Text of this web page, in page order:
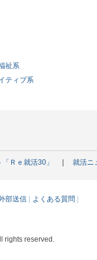
祉系
ティブ系
Ｒｅ就活30」 就活ニ
部送信 よくある質問
rights reserved.